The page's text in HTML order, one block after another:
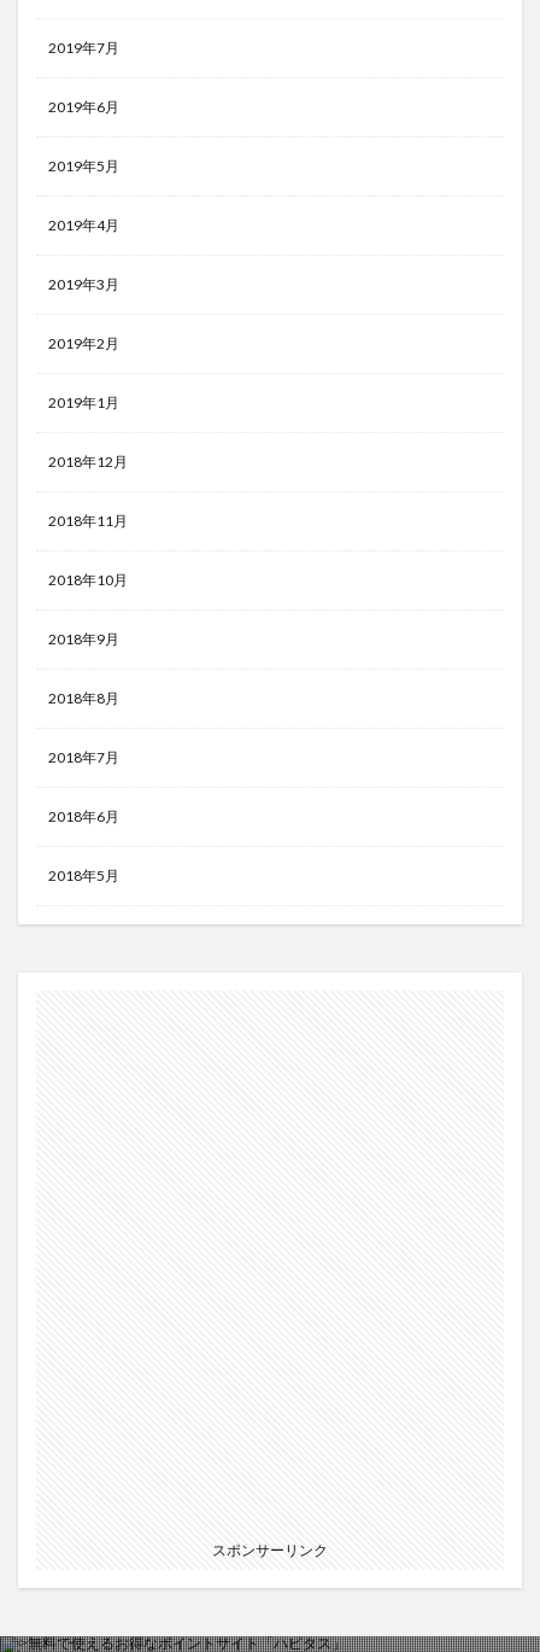
2019年7月
2019年6月
2019年5月
2019年4月
2019年3月
2019年2月
2019年1月
2018年12月
2018年11月
2018年10月
2018年9月
2018年8月
2018年7月
2018年6月
2018年5月
スポンサーリンク